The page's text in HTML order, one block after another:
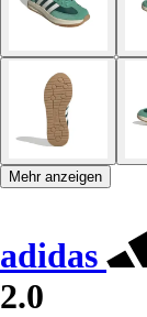
Mehr anzeigen
adidas
2.0